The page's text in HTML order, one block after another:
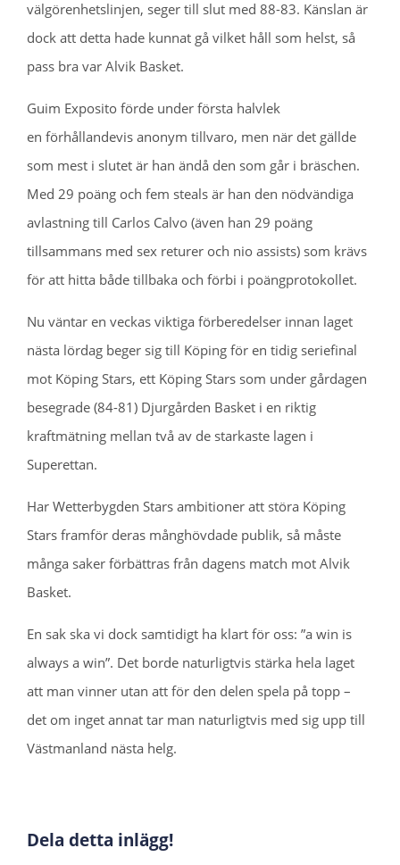
välgörenhetslinjen, seger till slut med 88-83. Känslan är
dock att detta hade kunnat gå vilket håll som helst, så
pass bra var Alvik Basket.
Guim Exposito förde under första halvlek
en förhållandevis anonym tillvaro, men när det gällde
som mest i slutet är han ändå den som går i bräschen.
Med 29 poäng och fem steals är han den nödvändiga
avlastning till Carlos Calvo (även han 29 poäng
tillsammans med sex returer och nio assists) som krävs
för att hitta både tillbaka och förbi i poängprotokollet.
Nu väntar en veckas viktiga förberedelser innan laget
nästa lördag beger sig till Köping för en tidig seriefinal
mot Köping Stars, ett Köping Stars som under gårdagen
besegrade (84-81) Djurgården Basket i en riktig
kraftmätning mellan två av de starkaste lagen i
Superettan.
Har Wetterbygden Stars ambitioner att störa Köping
Stars framför deras månghövdade publik, så måste
många saker förbättras från dagens match mot Alvik
Basket.
En sak ska vi dock samtidigt ha klart för oss: ”a win is
always a win”. Det borde naturligtvis stärka hela laget
att man vinner utan att för den delen spela på topp –
det om inget annat tar man naturligtvis med sig upp till
Västmanland nästa helg.
Dela detta inlägg!